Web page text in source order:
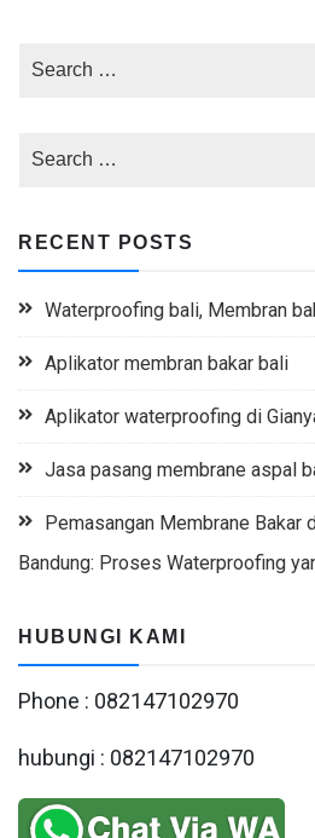
RECENT POSTS
Waterproofing bali, Membran
Aplikator membran bakar bali
Aplikator waterproofing di
Jasa pasang membrane aspal
Pemasangan Membrane Bakar
Bandung: Proses Waterproofing
HUBUNGI KAMI
Phone : 082147102970
hubungi : 082147102970